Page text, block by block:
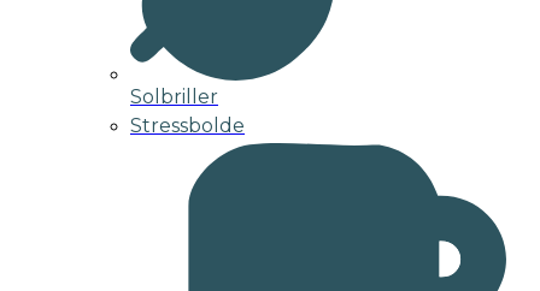
Solbriller
Stressbolde